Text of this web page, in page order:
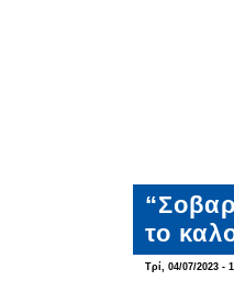
το
Τρί, 04/07/2023 -